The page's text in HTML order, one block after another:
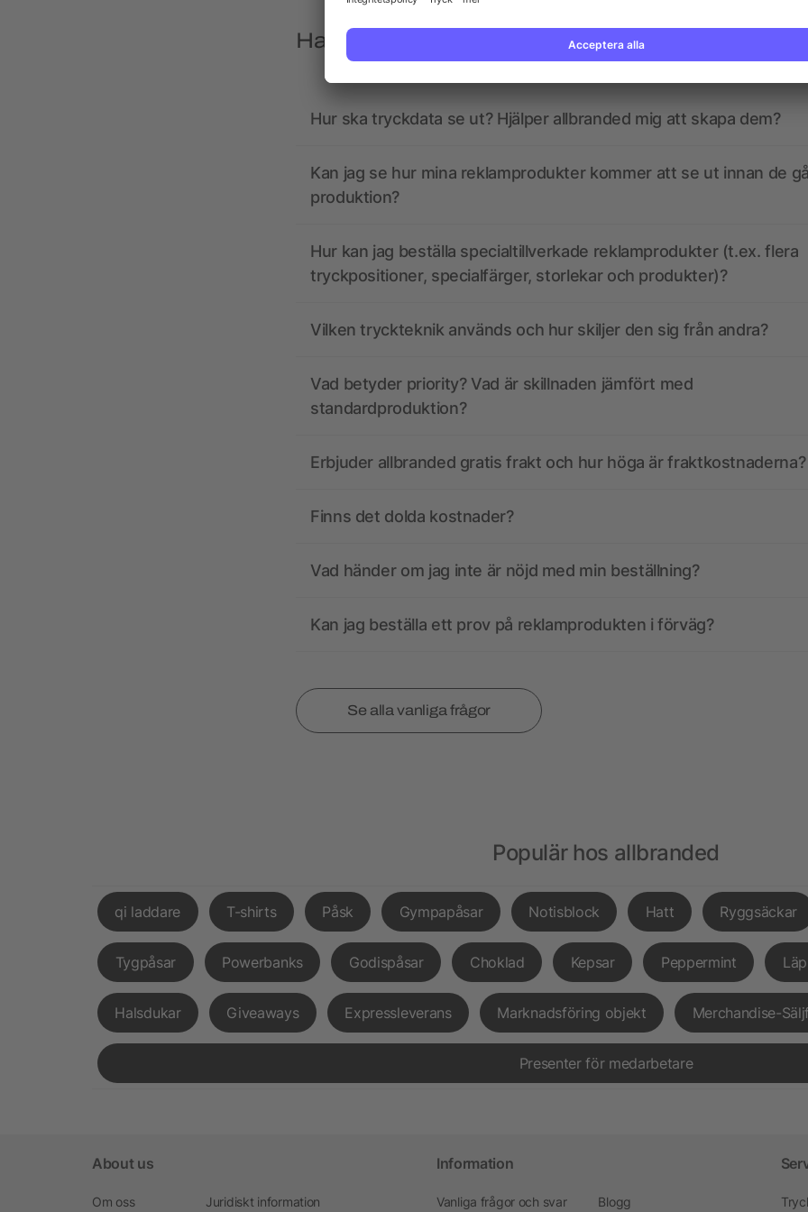
Har du frågor? Vi har svaren.
Hur ska tryckdata se ut? Hjälper allbranded mig att skapa dem?
Kan jag se hur mina reklamprodukter kommer att se ut innan de
produktion?
Hur kan jag beställa specialtillverkade reklamprodukter (t.ex. flera
tryckpositioner, specialfärger, storlekar och produkter)?
Vilken tryckteknik används och hur skiljer den sig från andra?
Vad betyder priority? Vad är skillnaden jämfört med
standardproduktion?
Erbjuder allbranded gratis frakt och hur höga är fraktkostnaderna?
Finns det dolda kostnader?
Vad händer om jag inte är nöjd med min beställning?
Kan jag beställa ett prov på reklamprodukten i förväg?
Se alla vanliga frågor
Populär hos allbranded
qi laddare T-shirts Påsk Gympapåsar Notisblock Hatt Ryggsäckar
Tygpåsar Powerbanks Godispåsar Choklad Kepsar Peppermint
Halsdukar Giveaways Expressleverans Marknadsföring objekt Merchandise-
Presenter för medarbetare
About us
Om oss Juridiskt information
Information
Vanliga frågor och svar Blogg